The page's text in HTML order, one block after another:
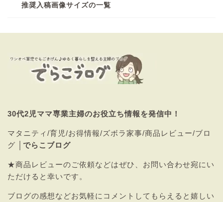
推奨入稿画像サイズの一覧
30代2児ママ専業主婦のお役立ち情報を発信中！
マタニティ/育児/お得情報/ズボラ家事/商品レビュー/ブロ
グ │ でらこブログ
★商品レビューのご依頼などはぜひ、 お問い合わせ宛にい
ただけると幸いです。
ブログの感想などお気軽にコメントしてもらえると嬉しい